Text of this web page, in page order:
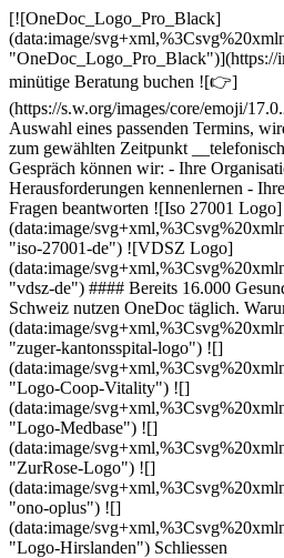
[![OneDoc_Logo_Pro_Black]
(data:image/
"OneDoc_Logo_Pro_Black")](https://
minütige Beratung buchen ![👉]
(https://s.w.org/images/core/emoji/
Auswahl eines passenden Termins,
zum gewählten Zeitpunkt
Gespräch können wir: - Ihre
Herausforderungen kennenlernen -
Fragen beantworten ![Iso 27001 Logo]
(data:image/
"iso-27001-de") ![VDSZ Logo]
(data:image/
"vdsz-de") #### Bereits 16.000
Schweiz nutzen OneDoc täglich.
(data:image/
"zuger-kantonsspital-logo") ![]
(data:image/
"Logo-Coop-Vitality") ![]
(data:image/
"Logo-Medbase") ![]
(data:image/
"ZurRose-Logo") ![]
(data:image/
"ono-oplus") ![]
(data:image/
"Logo-Hirslanden") Schliessen